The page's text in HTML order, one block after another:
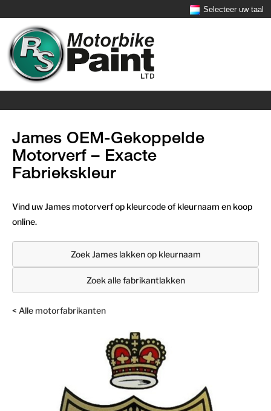
Selecteer uw taal
James OEM-Gekoppelde
Motorverf – Exacte
Fabriekskleur
Vind uw James motorverf op kleurcode of kleurnaam en koop
online.
Zoek James lakken op kleurnaam
Zoek alle fabrikantlakken
< Alle motorfabrikanten